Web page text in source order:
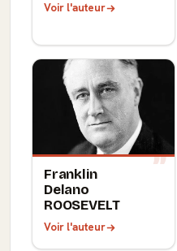
Voir l'auteur
Franklin
Delano
ROOSEVELT
Voir l'auteur